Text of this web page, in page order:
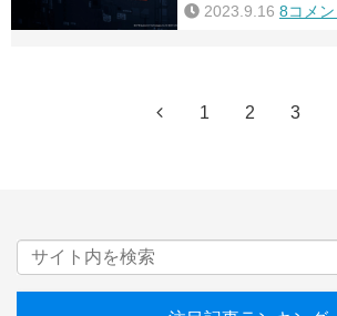
2023.9.16 8コメン
1 2 3